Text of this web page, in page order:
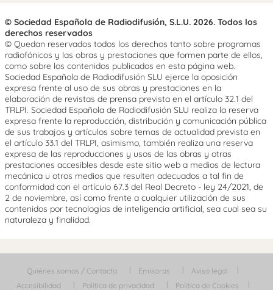
© Sociedad Española de Radiodifusión, S.L.U. 2026. Todos los
derechos reservados
© Quedan reservados todos los derechos tanto sobre programas
radiofónicos y las obras y prestaciones que formen parte de ellos,
como sobre los contenidos publicados en esta página web.
Sociedad Española de Radiodifusión SLU ejerce la oposición
expresa frente al uso de sus obras y prestaciones en la
elaboración de revistas de prensa prevista en el artículo 32.1 del
TRLPI. Sociedad Española de Radiodifusión SLU realiza la reserva
expresa frente la reproducción, distribución y comunicación pública
de sus trabajos y artículos sobre temas de actualidad prevista en
el artículo 33.1 del TRLPI, asimismo, también realiza una reserva
expresa de las reproducciones y usos de las obras y otras
prestaciones accesibles desde este sitio web a medios de lectura
mecánica u otros medios que resulten adecuados a tal fin de
conformidad con el artículo 67.3 del Real Decreto - ley 24/2021, de
2 de noviembre, así como frente a cualquier utilización de sus
contenidos por tecnologías de inteligencia artificial, sea cual sea su
naturaleza y finalidad.
Quiénes somos / Contacta Emisoras
Aviso legal
Accesibilidad
Política de privacidad Política de Cookies